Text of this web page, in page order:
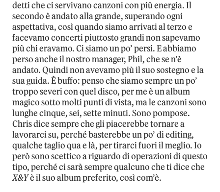
detti che ci servivano canzoni con più energia. Il
secondo è andato alla grande, superando ogni
aspettativa, così quando siamo arrivati al terzo e
facevamo concerti piuttosto grandi non sapevamo
più chi eravamo. Ci siamo un po’ persi. E abbiamo
perso anche il nostro manager, Phil, che se n’è
andato. Quindi non avevamo più il suo sostegno e la
sua guida. È buffo: penso che siamo sempre un po’
troppo severi con quel disco, per me è un album
magico sotto molti punti di vista, ma le canzoni sono
lunghe cinque, sei, sette minuti. Sono pompose.
Chris dice sempre che gli piacerebbe tornare a
lavorarci su, perché basterebbe un po’ di editing,
qualche taglio qua e là, per tirarci fuori il meglio. Io
però sono scettico a riguardo di operazioni di questo
tipo, perché ci sarà sempre qualcuno che ti dice che
X&Yè il suo album preferito, così com’è.